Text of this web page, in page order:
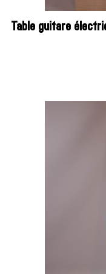
Table guitare